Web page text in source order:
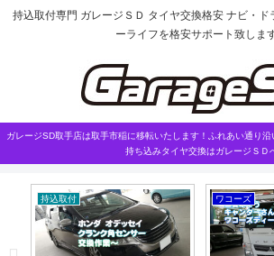
持込取付専門 ガレージＳＤ タイヤ交換格安 ナビ・ド
ーライフを格安サポート致しま
ガレージSD取手店は取手市稲に移転いたします！ふれあい通り
持ち込みタイヤ交換はガレージＳＤ
持込取付 ワコーズ